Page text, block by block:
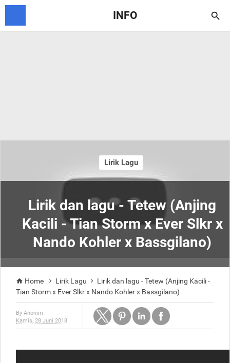
INFO 
Lirik dan lagu - Tetew (Anjing
Kacili - Tian Storm x Ever Slkr x
Nando Kohler x Bassgilano)
Lirik Lagu
 Home  Lirik Lagu 
Lirik dan lagu - Tetew (Anjing Kacili -
Tian Storm x Ever Slkr x Nando Kohler x Bassgilano)
By Anonim
Kamis, 28 Juni 2018